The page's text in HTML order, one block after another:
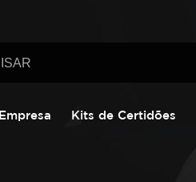
Empresa Kits de Certidões